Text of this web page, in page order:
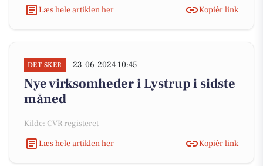
Læs hele artiklen her
Kopiér link
DET SKER 23-06-2024 10:45
Nye virksomheder i Lystrup i sidste
måned
Kilde: CVR registeret
Læs hele artiklen her
Kopiér link